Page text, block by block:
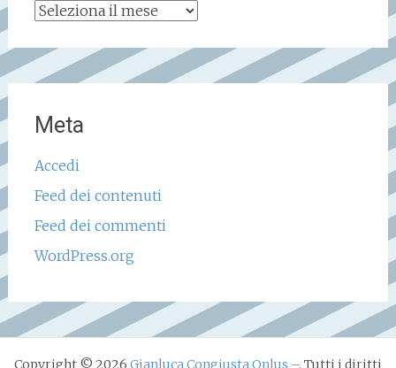
Archivio
Meta
Accedi
Feed dei contenuti
Feed dei commenti
WordPress.org
Copyright © 2026 Gianluca Congiusta Onlus –. Tutti i diritti